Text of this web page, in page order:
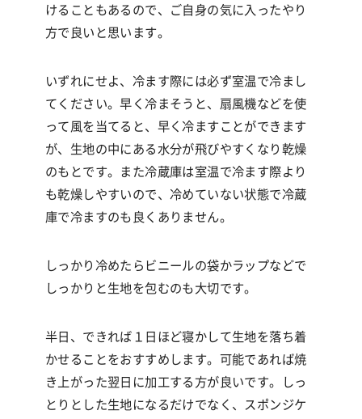
けることもあるので、ご自身の気に入ったやり
方で良いと思います。
いずれにせよ、冷ます際には必ず室温で冷まし
てください。早く冷まそうと、扇風機などを使
って風を当てると、早く冷ますことができます
が、生地の中にある水分が飛びやすくなり乾燥
のもとです。また冷蔵庫は室温で冷ます際より
も乾燥しやすいので、冷めていない状態で冷蔵
庫で冷ますのも良くありません。
しっかり冷めたらビニールの袋かラップなどで
しっかりと生地を包むのも大切です。
半日、できれば１日ほど寝かして生地を落ち着
かせることをおすすめします。可能であれば焼
き上がった翌日に加工する方が良いです。
しっ
とりとした生地になるだけでなく、スポンジケ